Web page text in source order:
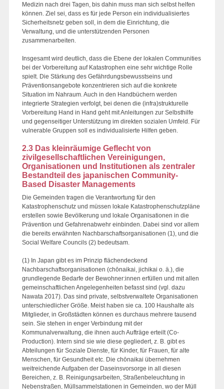
Medizin nach drei Tagen, bis dahin muss man sich selbst helfen
können. Ziel sei, dass es für jede Person ein individualisiertes
Sicherheitsnetz geben soll, in dem die Einrichtung, die
Verwaltung, und die unterstützenden Personen
zusammenarbeiten.
Insgesamt wird deutlich, dass die Ebene der lokalen Communities
bei der Vorbereitung auf Katastrophen eine sehr wichtige Rolle
spielt. Die Stärkung des Gefährdungsbewusstseins und
Präventionsangebote konzentrieren sich auf die konkrete
Situation im Nahraum. Auch in den Handbüchern werden
integrierte Strategien verfolgt, bei denen die (infra)strukturelle
Vorbereitung Hand in Hand geht mit Anleitungen zur Selbsthilfe
und gegenseitiger Unterstützung im direkten sozialen Umfeld. Für
vulnerable Gruppen soll es individualisierte Hilfen geben.
2.3 Das kleinräumige Geflecht von
zivilgesellschaftlichen Vereinigungen,
Organisationen und Institutionen als zentraler
Bestandteil des japanischen Community-
Based Disaster Managements
Die Gemeinden tragen die Verantwortung für den
Katastrophenschutz und müssen lokale Katastrophenschutzpläne
erstellen sowie Bevölkerung und lokale Organisationen in die
Prävention und Gefahrenabwehr einbinden. Dabei sind vor allem
die bereits erwähnten Nachbarschaftsorganisationen (1), und die
Social Welfare Councils (2) bedeutsam.
(1) In Japan gibt es im Prinzip flächendeckend
Nachbarschaftsorganisationen (chōnaikai, jichikai o. ä.), die
grundlegende Bedarfe der Bewohner:innen erfüllen und mit allen
gemeinschaftlichen Angelegenheiten befasst sind (vgl. dazu
Nawata 2017). Das sind private, selbstverwaltete Organisationen
unterschiedlicher Größe. Meist haben sie ca. 100 Haushalte als
Mitglieder, in Großstädten können es durchaus mehrere tausend
sein. Sie stehen in enger Verbindung mit der
Kommunalverwaltung, die ihnen auch Aufträge erteilt (Co-
Production). Intern sind sie wie diese gegliedert, z. B. gibt es
Abteilungen für Soziale Dienste, für Kinder, für Frauen, für alte
Menschen, für Gesundheit etc. Die chōnaikai übernehmen
weitreichende Aufgaben der Daseinsvorsorge in all diesen
Bereichen, z. B. Reinigungsarbeiten, Straßenbeleuchtung in
Nebenstraßen, Müllsammelstationen in Gemeinden, wo der Müll